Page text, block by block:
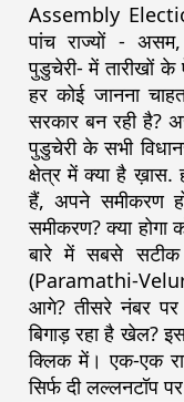
Assembly
पांच राज्यों -
पुडुचेरी- में तारीखों के
हर कोई जानना
सरकार बन रही है?
पुडुचेरी के सभी
क्षेत्र में क्या है
हैं, अपने समीकरण
समीकरण? क्या होगा
बारे में सबसे सटीक
(Paramathi-
आगे? तीसरे नंबर पर
बिगाड़ रहा है खेल?
क्लिक में। एक-एक
सिर्फ दी लल्लनटॉप